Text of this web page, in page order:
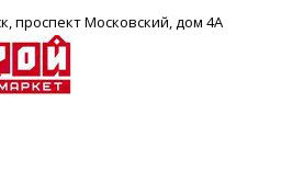
проспект Московский, дом 4А